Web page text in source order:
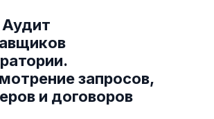
Аудит
запросов,
и договоров